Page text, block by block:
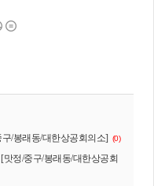
/봉래동/대한상공회의소] (0)
정/중구/봉래동/대한상공회